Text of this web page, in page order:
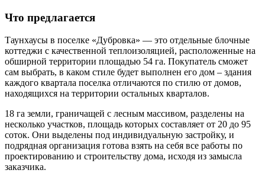
Что предлагается
Таунхаусы в поселке «Дубровка» — это отдельные блочные
коттеджи с качественной теплоизоляцией, расположенные на
обширной территории площадью 54 га. Покупатель сможет
сам выбрать, в каком стиле будет выполнен его дом – здания
каждого квартала поселка отличаются по стилю от домов,
находящихся на территории остальных кварталов.
18 га земли, граничащей с лесным массивом, разделены на
несколько участков, площадь которых составляет от 20 до 95
соток. Они выделены под индивидуальную застройку, и
подрядная организация готова взять на себя все работы по
проектированию и строительству дома, исходя из замысла
заказчика.